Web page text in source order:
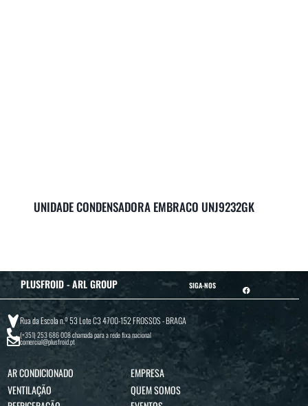
UNIDADE CONDENSADORA EMBRACO UNJ9232GK
PLUSFROID - ARL GROUP SIGA-NOS
Rua da Escola n.º 53 Lote C3 4700-152 FROSSOS - BRAGA
(+351) 253 686 008chamada para a rede fixa nacional
comercial@plusfroid.pt
AR CONDICIONADO
VENTILAÇÃO
EMPRESA
QUEM SOMOS